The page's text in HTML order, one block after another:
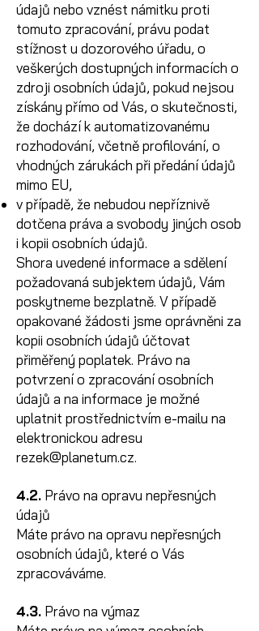
údajů nebo vznést námitku proti
tomuto zpracování, právu podat
stížnost u dozorového úřadu, o
veškerých dostupných informacích o
zdroji osobních údajů, pokud nejsou
získány přímo od Vás, o skutečnosti,
že dochází k automatizovanému
rozhodování, včetně profilování, o
vhodných zárukách při předání údajů
mimo EU,
v případě, že nebudou nepříznivě
dotčena práva a svobody jiných osob
i kopii osobních údajů.
Shora uvedené informace a sdělení
požadovaná subjektem údajů, Vám
poskytneme bezplatně. V případě
opakované žádosti jsme oprávněni za
kopii osobních údajů účtovat
přiměřený poplatek. Právo na
potvrzení o zpracování osobních
údajů a na informace je možné
uplatnit prostřednictvím e-mailu na
elektronickou adresu
rezek@planetum.cz.
4.2. Právo na opravu nepřesných
údajů
Máte právo na opravu nepřesných
osobních údajů, které o Vás
zpracováváme.
4.3. Právo na výmaz